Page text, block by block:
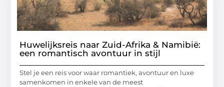
Huwelijksreis naar Zuid-Afrika & Namibië:
een romantisch avontuur in stijl
Stel je een reis voor waar romantiek, avontuur en luxe
samenkomen in enkele van de meest